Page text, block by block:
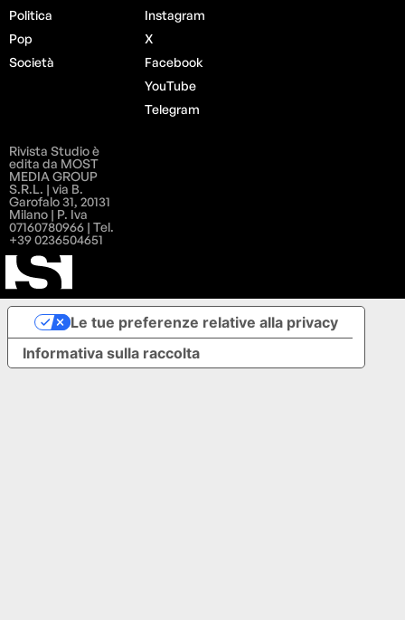
Politica
Pop
Società
Instagram
X
Facebook
YouTube
Telegram
Rivista Studio è
edita da MOST
MEDIA GROUP
S.R.L. | via B.
Garofalo 31, 20131
Milano | P. Iva
07160780966 | Tel.
+39 0236504651
Informativa sulla raccolta
Le tue preferenze relative alla privacy